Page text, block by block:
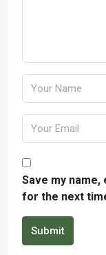
Save my
for the next
Submit